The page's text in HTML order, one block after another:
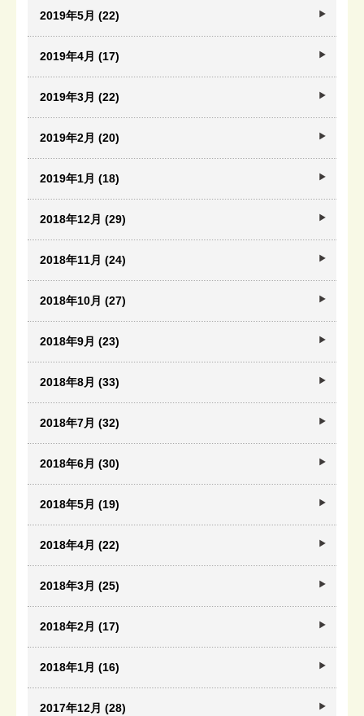
2019年5月 (22)
2019年4月 (17)
2019年3月 (22)
2019年2月 (20)
2019年1月 (18)
2018年12月 (29)
2018年11月 (24)
2018年10月 (27)
2018年9月 (23)
2018年8月 (33)
2018年7月 (32)
2018年6月 (30)
2018年5月 (19)
2018年4月 (22)
2018年3月 (25)
2018年2月 (17)
2018年1月 (16)
2017年12月 (28)